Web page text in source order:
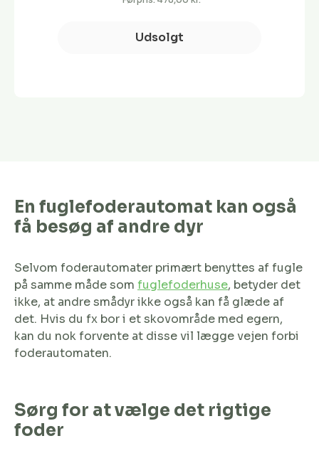
Udsolgt
En fuglefoderautomat kan også
få besøg af andre dyr
Selvom foderautomater primært benyttes af fugle
på samme måde som fuglefoderhuse, betyder det
ikke, at andre smådyr ikke også kan få glæde af
det. Hvis du fx bor i et skovområde med egern,
kan du nok forvente at disse vil lægge vejen forbi
foderautomaten.
Sørg for at vælge det rigtige
foder